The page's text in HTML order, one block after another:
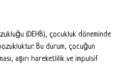
(DEHB), çocukluk döneminde
Bu durum, çocuğun
aşırı hareketlilik ve impulsif